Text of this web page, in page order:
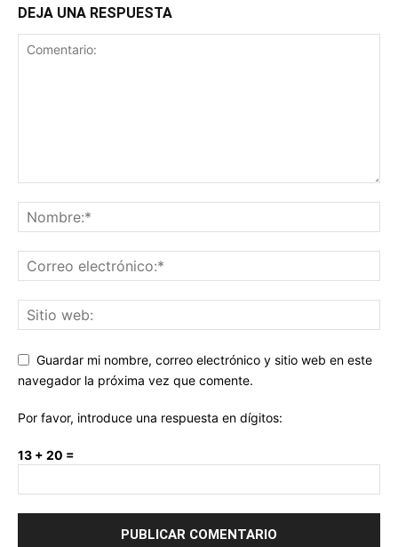
DEJA UNA RESPUESTA
Guardar mi nombre, correo electrónico y sitio web en este
navegador la próxima vez que comente.
Por favor, introduce una respuesta en dígitos:
13 + 20 =